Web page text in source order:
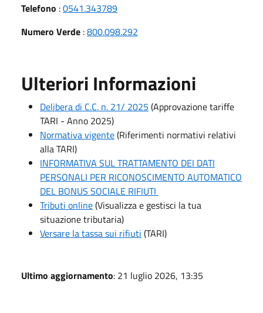
Telefono :0541.343789
Numero Verde :800.098.292
Ulteriori Informazioni
Delibera di C.C. n. 21/ 2025 (Approvazione tariffe
TARI - Anno 2025)
Normativa vigente(Riferimenti normativi relativi
alla TARI)
INFORMATIVA SUL TRATTAMENTO DEI DATI
PERSONALI PER RICONOSCIMENTO AUTOMATICO
DEL BONUS SOCIALE RIFIUTI
Tributi online(Visualizza e gestisci la tua
situazione tributaria)
Versare la tassa sui rifiuti (TARI)
Ultimo aggiornamento: 21 luglio 2026, 13:35